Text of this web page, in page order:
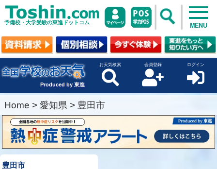
予備校・大学受験の東進ドットコム MENU
Produced by 東進
お天気検索 会員登録 ログイン
Home > 愛知県 > 豊田市
豊田市